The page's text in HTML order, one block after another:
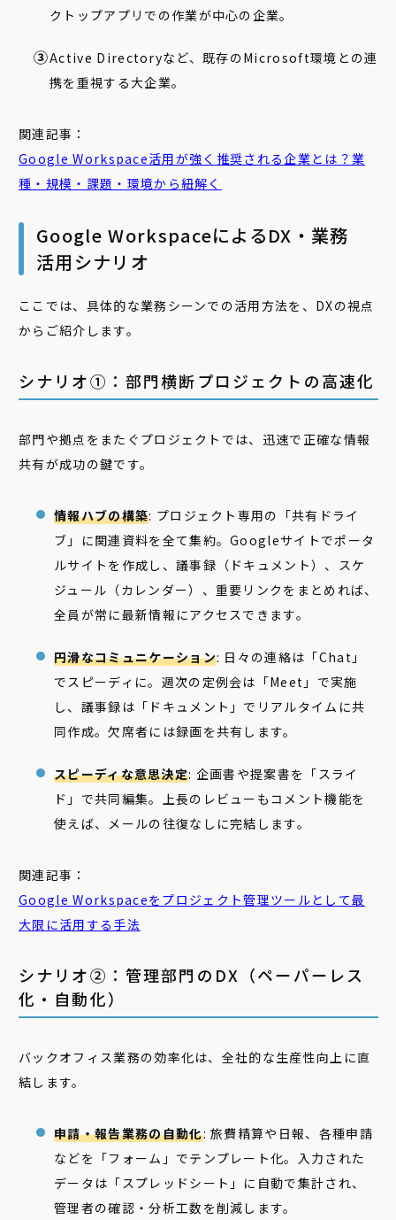
クトップアプリでの作業が中心の企業。
Active Directoryなど、既存のMicrosoft環境との連
携を重視する大企業。
関連記事：
Google Workspace活用が強く推奨される企業とは？業
種・規模・課題・環境から紐解く
Google WorkspaceによるDX・業務
活用シナリオ
ここでは、具体的な業務シーンでの活用方法を、DXの視点
からご紹介します。
シナリオ①：部門横断プロジェクトの高速化
部門や拠点をまたぐプロジェクトでは、迅速で正確な情報
共有が成功の鍵です。
情報ハブの構築: プロジェクト専用の「共有ドライ
ブ」に関連資料を全て集約。Googleサイトでポータ
ルサイトを作成し、議事録（ドキュメント）、スケ
ジュール（カレンダー）、重要リンクをまとめれば、
全員が常に最新情報にアクセスできます。
円滑なコミュニケーション: 日々の連絡は「Chat」
でスピーディに。週次の定例会は「Meet」で実施
し、議事録は「ドキュメント」でリアルタイムに共
同作成。欠席者には録画を共有します。
スピーディな意思決定: 企画書や提案書を「スライ
ド」で共同編集。上長のレビューもコメント機能を
使えば、メールの往復なしに完結します。
関連記事：
Google Workspaceをプロジェクト管理ツールとして最
大限に活用する手法
シナリオ②：管理部門のDX（ペーパーレス
化・自動化）
バックオフィス業務の効率化は、全社的な生産性向上に直
結します。
申請・報告業務の自動化: 旅費精算や日報、各種申請
などを「フォーム」でテンプレート化。入力された
データは「スプレッドシート」に自動で集計され、
管理者の確認・分析工数を削減します。